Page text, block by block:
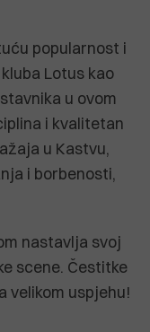
popularnost i
Lotus kao
u ovom
i kvalitetan
u Kastvu,
i borbenosti,
nastavlja svoj
scene. Čestitke
velikom uspjehu!